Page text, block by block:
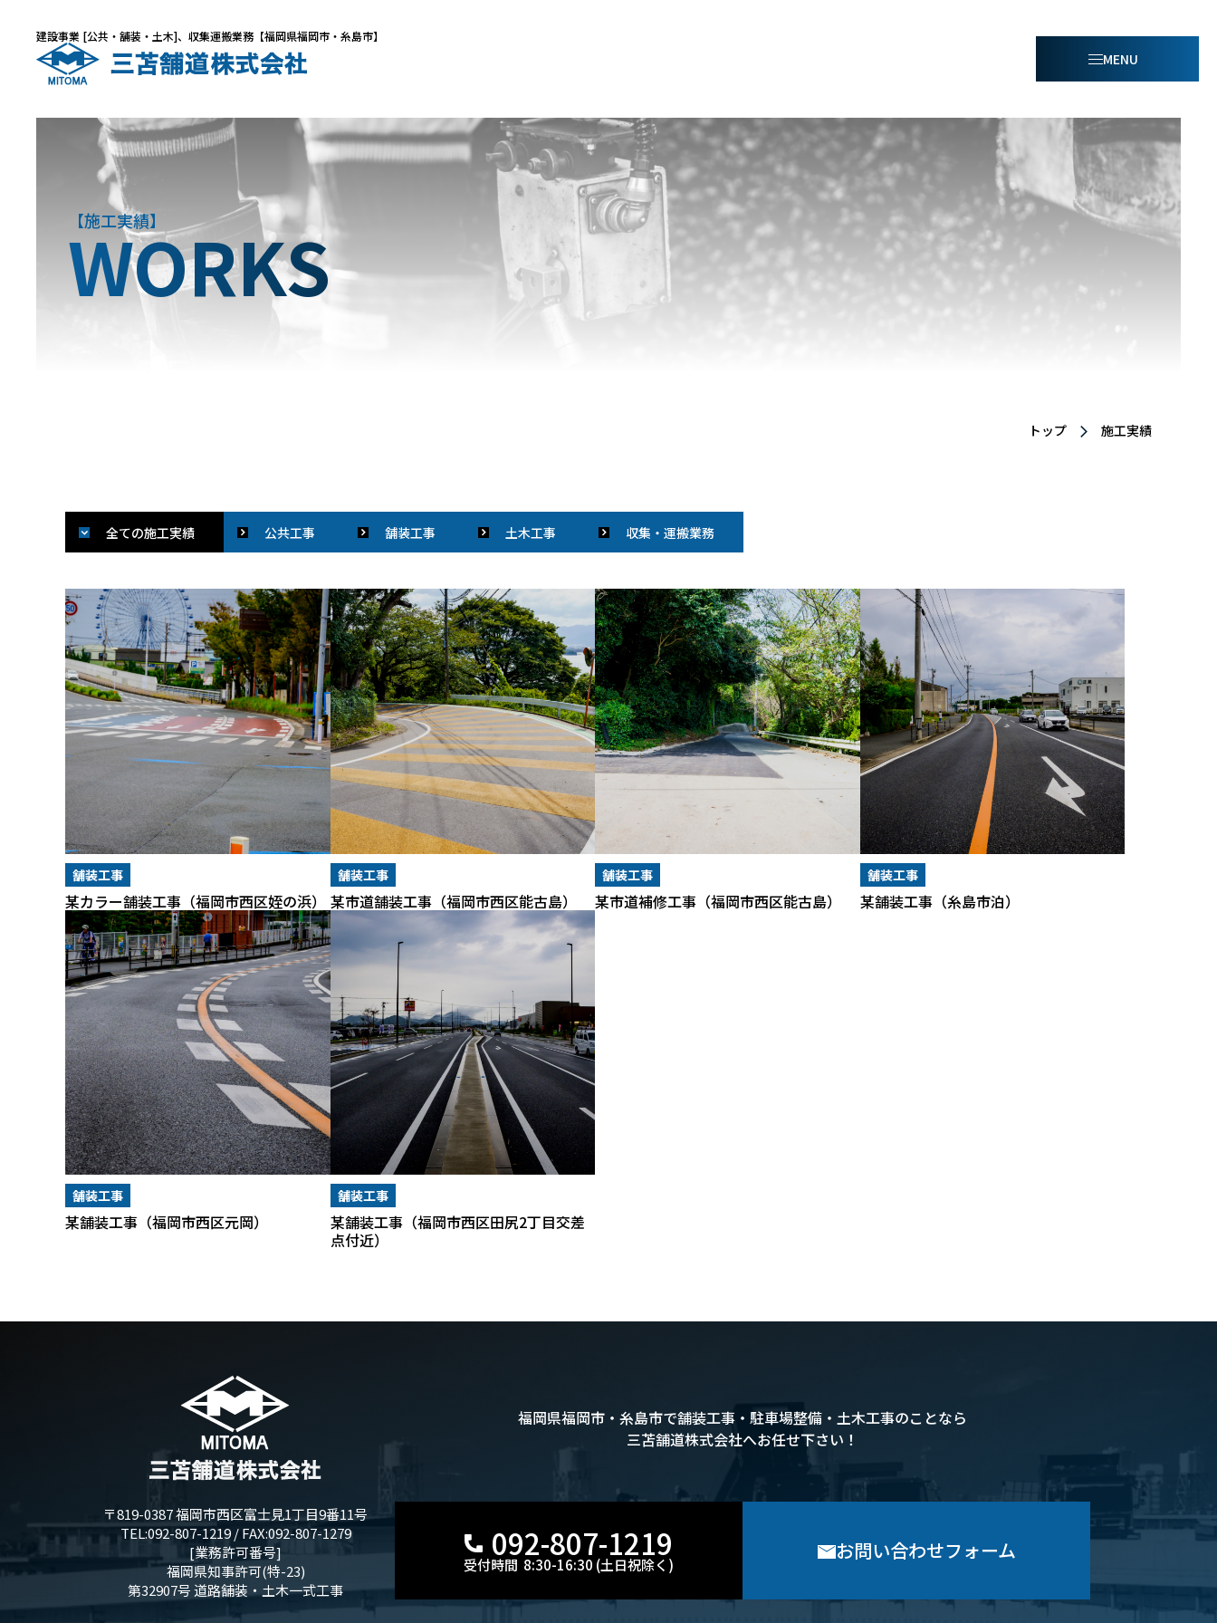
建設事業 [公共・舗装・土木]、収集運搬業務【福岡県福岡市・糸島市】
施工実績
WORKS
トップ 施工実績
全ての施工実績 公共工事 舗装工事 土木工事 収集・運搬業務
舗装工事
某カラー舗装工事（福岡市西区姪の浜）
舗装工事
某市道舗装工事（福岡市西区能古島）
舗装工事
某市道補修工事（福岡市西区能古島）
舗装工事
某舗装工事（糸島市泊）
舗装工事
某舗装工事（福岡市西区元岡）
舗装工事
某舗装工事（福岡市西区田尻2丁目交差
点付近）
〒819-0387 福岡市西区富士見1丁目9番11号
TEL:092-807-1219 / FAX:092-807-1279
[業務許可番号]
福岡県知事許可(特-23)
第32907号 道路舗装・土木一式工事
福岡県福岡市・糸島市で舗装工事・駐車場整備・土木工事のことなら
三苫舗道株式会社へお任せ下さい！
092-807-1219
受付時間 8:30-16:30 (土日祝除く)
お問い合わせフォーム